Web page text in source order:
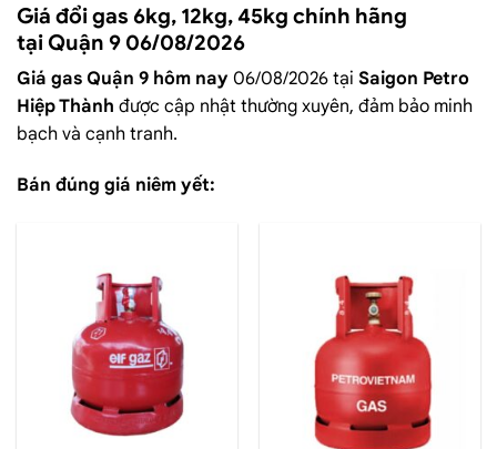
Giá đổi gas 6kg, 12kg, 45kg chính hãng
tại Quận 9 06/08/2026
Giá gas Quận 9 hôm nay 06/08/2026 tại Saigon Petro
Hiệp Thành được cập nhật thường xuyên, đảm bảo minh
bạch và cạnh tranh.
Bán đúng giá niêm yết: